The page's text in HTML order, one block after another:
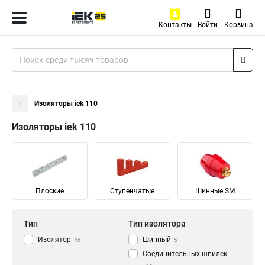
Контакты Войти Корзина
Изоляторы iek 110
Изоляторы iek 110
Плоские Ступенчатые Шинные SM
Тип
Изолятор 46
Тип изолятора
Шинный 5
Соединительных шпилек